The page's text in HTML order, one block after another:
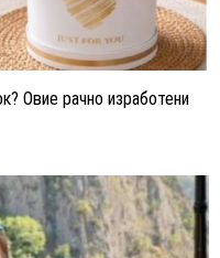
Овие рачно изработени